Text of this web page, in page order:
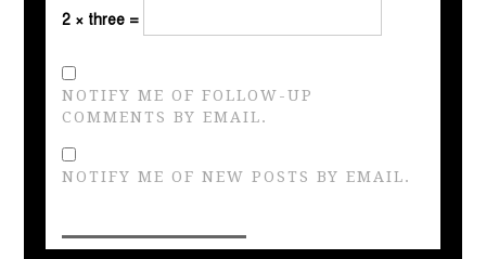
2 × three =
NOTIFY ME OF FOLLOW-UP
COMMENTS BY EMAIL.
NOTIFY ME OF NEW POSTS BY EMAIL.